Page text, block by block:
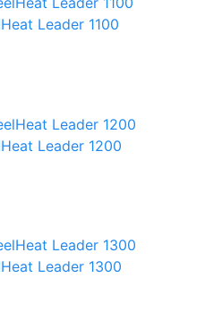
Leader 1100
Leader 1200
Leader 1300